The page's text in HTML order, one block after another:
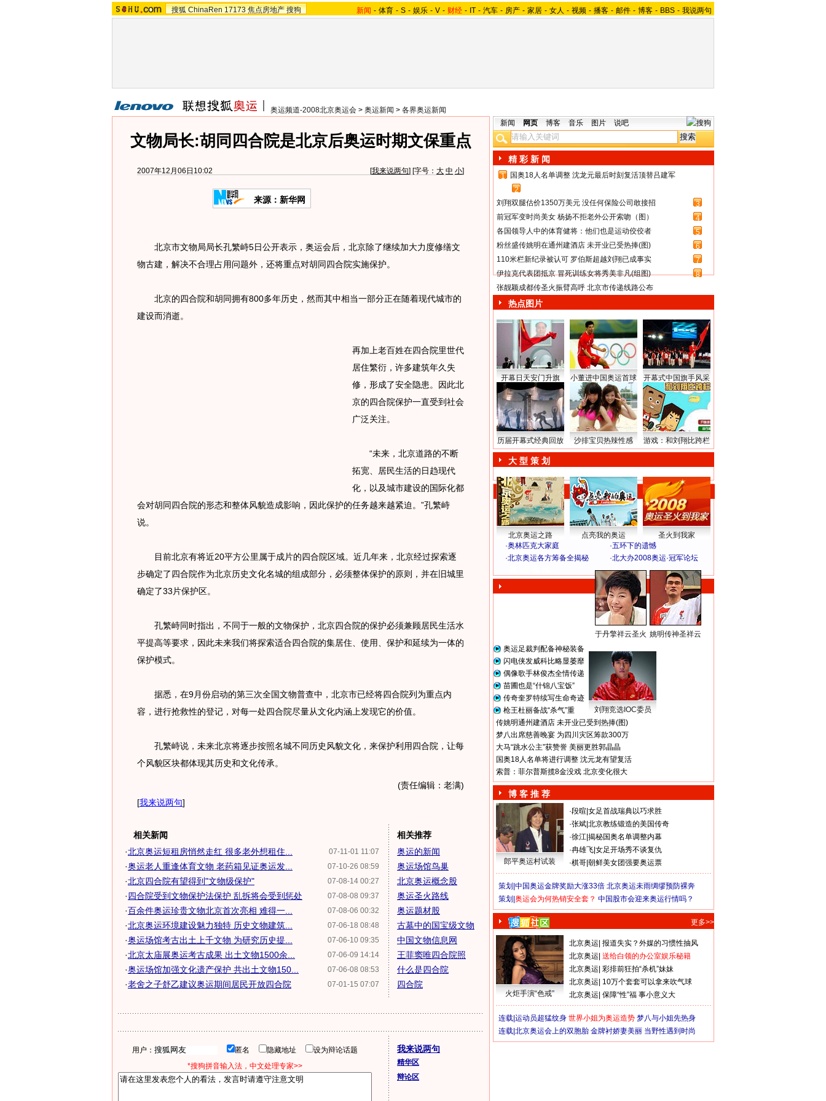
搜狐 ChinaRen 17173 焦点房地产 搜狗 新闻 - 体育 - S - 娱乐 - V - 财经 - IT - 汽车 - 房产 - 家居 - 女人 - 视频 - 播客 - 邮件 - 博客 - BBS - 我说两句
奥运频道-2008北京奥运会 > 奥运新闻 > 各界奥运新闻
文物局长:胡同四合院是北京后奥运时期文保重点
2007年12月06日10:02 [我来说两句] [字号： 大 中 小]
来源：新华网
北京市文物局局长孔繁峙5日公开表示，奥运会后，北京除了继续加大力度修缮文
物古建，解决不合理占用问题外，还将重点对胡同四合院实施保护。
北京的四合院和胡同拥有800多年历史，然而其中相当一部分正在随着现代城市的
建设而消逝。
再加上老百姓在四合院里世代
居住繁衍，许多建筑年久失
修，形成了安全隐患。因此北
京的四合院保护一直受到社会
广泛关注。
“未来，北京道路的不断
拓宽、居民生活的日趋现代
化，以及城市建设的国际化都
会对胡同四合院的形态和整体风貌造成影响，因此保护的任务越来越紧迫。”孔繁峙
说。
目前北京有将近20平方公里属于成片的四合院区域。近几年来，北京经过探索逐
步确定了四合院作为北京历史文化名城的组成部分，必须整体保护的原则，并在旧城里
确定了33片保护区。
孔繁峙同时指出，不同于一般的文物保护，北京四合院的保护必须兼顾居民生活水
平提高等要求，因此未来我们将探索适合四合院的集居住、使用、保护和延续为一体的
保护模式。
据悉，在9月份启动的第三次全国文物普查中，北京市已经将四合院列为重点内
容，进行抢救性的登记，对每一处四合院尽量从文化内涵上发现它的价值。
孔繁峙说，未来北京将逐步按照名城不同历史风貌文化，来保护利用四合院，让每
个风貌区块都体现其历史和文化传承。
(责任编辑：老满)
[我来说两句]
相关新闻
07-11-01 11:07
·北京奥运短租房悄然走红 很多老外想租住...
07-10-26 08:59
·奥运老人重逢体育文物 老药箱见证奥运发...
07-08-14 00:27
·北京四合院有望得到"文物级保护"
07-08-08 09:37
·四合院受到文物保护法保护 乱拆将会受到惩处
07-08-06 00:32
·百余件奥运珍贵文物北京首次亮相 难得一...
07-06-18 08:48
·北京奥运环境建设魅力独特 历史文物建筑...
07-06-10 09:35
·奥运场馆考古出土上千文物 为研究历史提...
07-06-09 14:14
·北京太庙展奥运考古成果 出土文物1500余...
07-06-08 08:53
·奥运场馆加强文化遗产保护 共出土文物150...
07-01-15 07:07
·老舍之子舒乙建议奥运期间居民开放四合院
相关推荐
奥运的新闻
奥运场馆鸟巢
北京奥运概念股
奥运圣火路线
奥运题材股
古墓中的国宝级文物
中国文物信息网
王菲窦唯四合院照
什么是四合院
四合院
用户： 匿名 隐藏地址
设为辩论话题
*搜狗拼音输入法，中文处理专家>>
我来说两句
精华区
辩论区
新闻 网页 博客 音乐 图片 说吧
精 彩 新 闻
1
国奥18人名单调整 沈龙元最后时刻复活顶替吕建军
2
刘翔双腿估价1350万美元 没任何保险公司敢接招
3
前冠军变时尚美女 杨扬不拒老外公开索吻（图）
4
各国领导人中的体育健将：他们也是运动佼佼者
5
粉丝盛传姚明在通州建酒店 未开业已受热捧(图)
6
110米栏新纪录被认可 罗伯斯超越刘翔已成事实
7
伊拉克代表团抵京 冒死训练女将秀美非凡(组图)
8
张靓颖成都传圣火振臂高呼 北京市传递线路公布
热点图片
开幕日天安门升旗 小董进中国奥运首球 开幕式中国旗手风采
历届开幕式经典回放 沙排宝贝热辣性感 游戏：和刘翔比跨栏
大 型 策 划
北京奥运之路 点亮我的奥运
圣火到我家
·奥林匹克大家庭 ·五环下的遗憾
·北京奥运各方筹备全揭秘 ·北大办2008奥运·冠军论坛
于丹擎祥云圣火 姚明传神圣祥云
奥运足裁判配备神秘装备
闪电侠发威科比略显萎靡
偶像歌手林俊杰全情传递
苗圃也是“什锦八宝饭”
传奇奎罗特续写生命奇迹
枪王杜丽备战“杀气”重
刘翔竞选IOC委员
传姚明通州建酒店 未开业已受到热捧(图)
梦八出席慈善晚宴 为四川灾区筹款300万
大马“跳水公主”获赞誉 美丽更胜郭晶晶
国奥18人名单将进行调整 沈元龙有望复活
索普：菲尔普斯揽8金没戏 北京变化很大
博 客 推 荐
郎平奥运村试装
·段暄 女足首战瑞典以巧求胜
·张斌 北京教练锻造的美国传奇
·徐江 揭秘国奥名单调整内幕
·冉雄飞 女足开场秀不谈复仇
·棋哥 朝鲜美女团强要奥运票
策划| 中国奥运金牌奖励大涨33倍 北京奥运未雨绸缪预防裸奔
策划| 奥运会为何热销安全套？ 中国股市会迎来奥运行情吗？
更多>>
火炬手演“色戒”
北京奥运 报道失实？外媒的习惯性抽风
北京奥运 送给白领的办公室娱乐秘籍
北京奥运 彩排前狂拍“杀机”妹妹
北京奥运 10万个套套可以拿来吹气球
北京奥运 保障“性”福 事小意义大
连载| 运动员超猛纹身 世界小姐为奥运造势 梦八与小姐先热身
连载| 北京奥运会上的双胞胎 金牌衬娇妻美丽 当野性遇到时尚